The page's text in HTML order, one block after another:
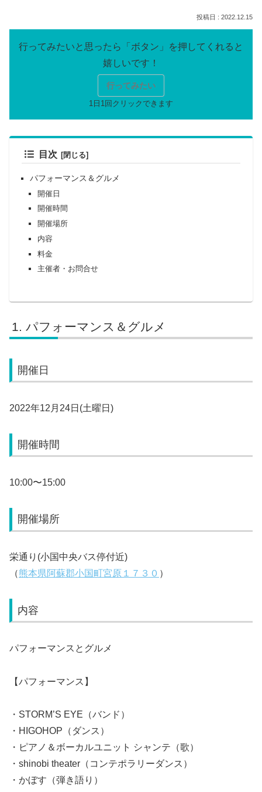
2022.12.15
行ってみたい
目次
パフォーマンス＆グルメ
開催日
開催時間
開催場所
内容
料金
主催者・お問合せ
パフォーマンス＆グルメ
開催日
2022年12月24日(土曜日)
開催時間
10:00〜15:00
開催場所
栄通り(小国中央バス停付近)
（熊本県阿蘇郡小国町宮原１７３０ ）
内容
パフォーマンスとグルメ
【パフォーマンス】
・STORM’S EYE（バンド）
・HIGOHOP（ダンス）
・ピアノ＆ボーカルユニット シャンテ（歌）
・shinobi theater（コンテポラリーダンス）
・かぼす（弾き語り）